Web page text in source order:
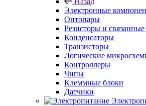
Электронные
Оптопары
Резисторы и
Конденсаторы
Транзисторы
Логические
Контроллеры
Чипы
Клеммные блоки
Датчики